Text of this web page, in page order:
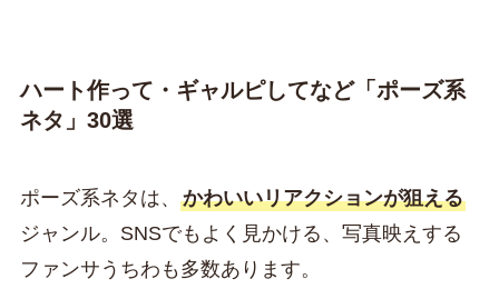
ハート作って・ギャルピしてなど「ポーズ系
ネタ」30選
ポーズ系ネタは、 かわいいリアクションが狙える
ジャンル。SNSでもよく見かける、写真映えする
ファンサうちわも多数あります。